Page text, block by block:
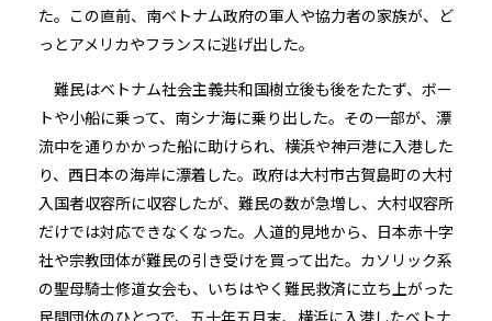
た。この直前、南ベトナム政府の軍人や協力者の家族が、ど
っとアメリカやフランスに逃げ出した。
難民はベトナム社会主義共和国樹立後も後をたたず、ボー
トや小船に乗って、南シナ海に乗り出した。その一部が、漂
流中を通りかかった船に助けられ、横浜や神戸港に入港した
り、西日本の海岸に漂着した。政府は大村市古賀島町の大村
入国者収容所に収容したが、難民の数が急増し、大村収容所
だけでは対応できなくなった。人道的見地から、日本赤十字
社や宗教団体が難民の引き受けを買って出た。カソリック系
の聖母騎士修道女会も、いちはやく難民救済に立ち上がった